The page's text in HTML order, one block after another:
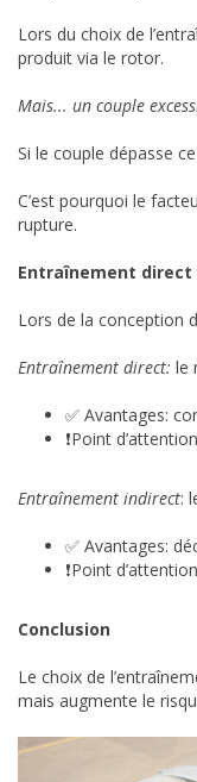
Lors du choix de
produit via le rotor.
Mais... un couple
Si le couple dépasse
C’est pourquoi le
rupture.
Entraînement direct
Lors de la conception
Entraînement direct: le
✅ Avantages:
❗️Point
Entraînement indirect:
✅ Avantages:
❗️Point
Conclusion
Le choix de
mais augmente le